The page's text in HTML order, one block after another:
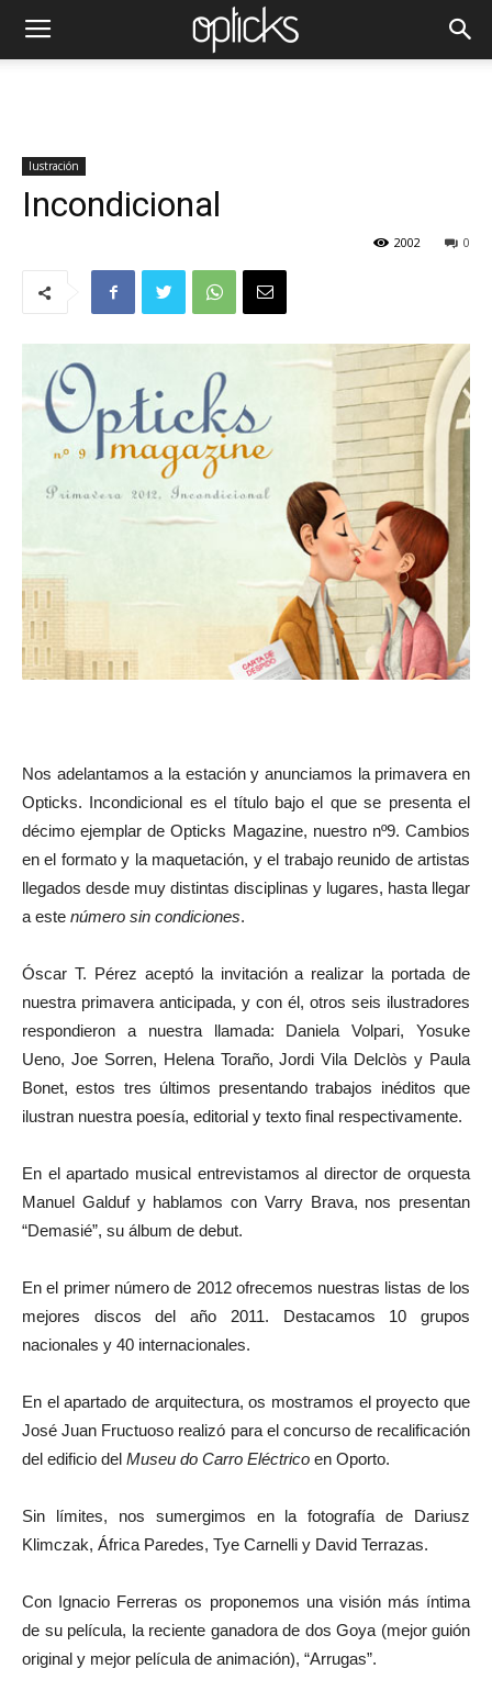
Iustración
Incondicional
0
2002
Nos adelantamos a la estación y anunciamos la primavera en
Opticks. Incondicional es el título bajo el que se presenta el
décimo ejemplar de Opticks Magazine, nuestro nº9. Cambios
en el formato y la maquetación, y el trabajo reunido de artistas
llegados desde muy distintas disciplinas y lugares, hasta llegar
a este número sin condiciones.
Óscar T. Pérez aceptó la invitación a realizar la portada de
nuestra primavera anticipada, y con él, otros seis ilustradores
respondieron a nuestra llamada: Daniela Volpari, Yosuke
Ueno, Joe Sorren, Helena Toraño, Jordi Vila Delclòs y Paula
Bonet, estos tres últimos presentando trabajos inéditos que
ilustran nuestra poesía, editorial y texto final respectivamente.
En el apartado musical entrevistamos al director de orquesta
Manuel Galduf y hablamos con Varry Brava, nos presentan
“Demasié”, su álbum de debut.
En el primer número de 2012 ofrecemos nuestras listas de los
mejores discos del año 2011. Destacamos 10 grupos
nacionales y 40 internacionales.
En el apartado de arquitectura, os mostramos el proyecto que
José Juan Fructuoso realizó para el concurso de recalificación
del edificio del Museu do Carro Eléctrico en Oporto.
Sin límites, nos sumergimos en la fotografía de Dariusz
Klimczak, África Paredes, Tye Carnelli y David Terrazas.
Con Ignacio Ferreras os proponemos una visión más íntima
de su película, la reciente ganadora de dos Goya (mejor guión
original y mejor película de animación), “Arrugas”.